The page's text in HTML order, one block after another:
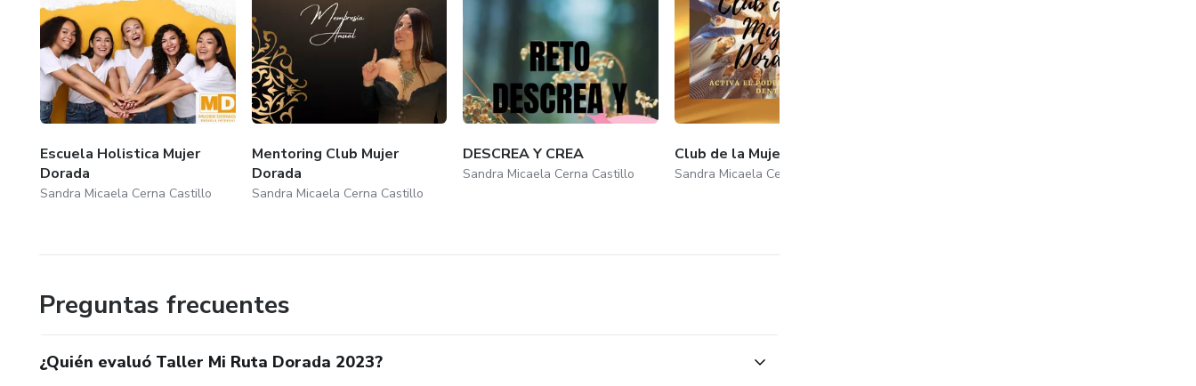
Escuela Holistica Mujer
Dorada
Sandra Micaela Cerna Castillo
Mentoring Club Mujer
Dorada
Sandra Micaela Cerna Castillo
DESCREA Y CREA
Sandra Micaela Cerna Castillo
Club de la Mujer Dorada
Sandra Micaela Cerna Castillo
Preguntas frecuentes
¿Quién evaluó Taller Mi Ruta Dorada 2023?